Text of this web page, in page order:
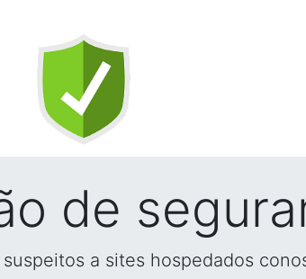
de
a sites hospedados